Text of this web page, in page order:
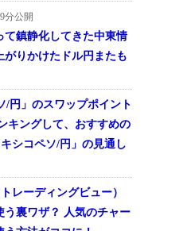
分公開
て鎮静化してきた中東情
がりかけたドル円またも
/円」のスワップポイント
キングして、おすすめの
シコペソ/円」の見通し
レーディングビュー）
う裏ワザ？ 人気のチャー